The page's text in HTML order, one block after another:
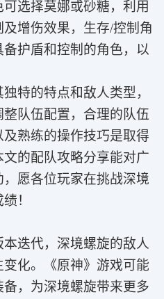
选择莫娜或砂糖，利用
增伤效果，生存/控制角
护盾和控制的角色，以
特的特点和敌人类型，
队伍配置，合理的队伍
熟练的操作技巧是取得
的配队攻略分享能对广
愿各位玩家在挑战深境
！
迭代，深境螺旋的敌人
化。《原神》游戏可能
，为深境螺旋带来更多